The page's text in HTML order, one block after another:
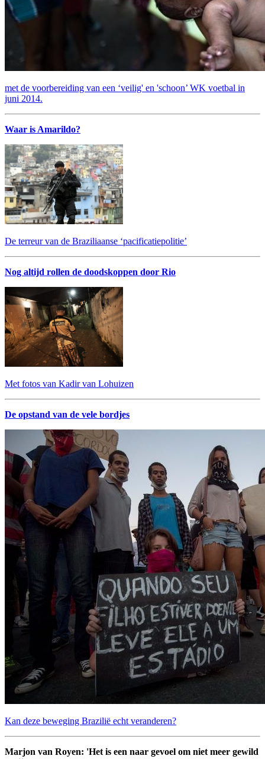
met de voorbereiding van een ‘veilig' en 'schoon’ WK voetbal in
juni 2014.
Waar is Amarildo?
De terreur van de Braziliaanse ‘pacificatiepolitie’
Nog altijd rollen de doodskoppen door Rio
Met fotos van Kadir van Lohuizen
De opstand van de vele bordjes
Kan deze beweging Brazilië echt veranderen?
Marjon van Royen: 'Het is een naar gevoel om niet meer gewild